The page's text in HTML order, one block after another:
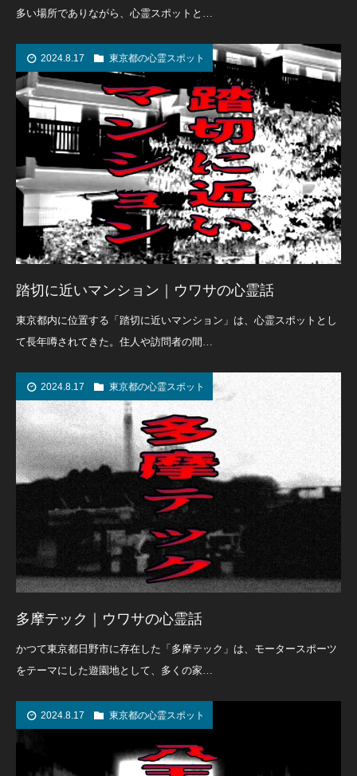
多い場所でありながら、心霊スポットと…
2024.8.17 東京都の心霊スポット
踏切に近いマンション｜ウワサの心霊話
東京都内に位置する「踏切に近いマンション」は、心霊スポットとし
て長年噂されてきた。住人や訪問者の間…
2024.8.17 東京都の心霊スポット
多摩テック｜ウワサの心霊話
かつて東京都日野市に存在した「多摩テック」は、モータースポーツ
をテーマにした遊園地として、多くの家…
2024.8.17 東京都の心霊スポット